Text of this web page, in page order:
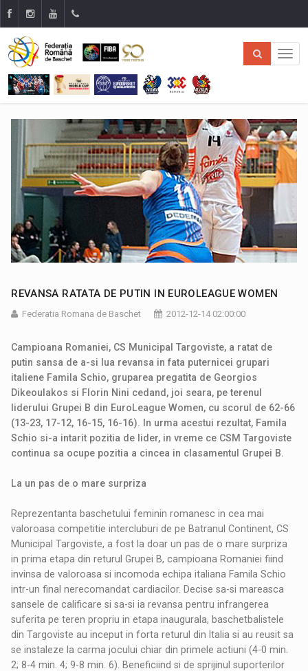
REVANSA RATATA DE PUTIN IN EUROLEAGUE WOMEN
Federatia Romana de Baschet 2012-12-14 02:00:00
Campioana Romaniei, CS Municipal Targoviste, a ratat de
putin sansa de a-si lua revansa in fata puternicei grupari
italiene Famila Schio, gruparea pregatita de Georgios
Dikeoulakos si Florin Nini cedand, joi seara, pe terenul
liderului Grupei B din EuroLeague Women, cu scorul de 62-66
(13-23, 17-12, 16-15, 16-16). In urma acestui rezultat, Famila
Schio si-a intarit pozitia de lider, in vreme ce CSM Targoviste
continua sa ocupe pozitia a cincea in clasamentul Grupei B.
La un pas de o mare surpriza
Reprezentanta baschetului feminin romanesc in cea mai
valoroasa competitie intercluburi de pe Batranul Continent, CS
Municipal Targoviste, a fost la doar un pas de o mare surpriza
in prima etapa din returul Grupei B, campioana Romaniei fiind
invinsa de valoroasa si incomoda echipa italiana Famila Schio
intr-un final nerecomandat cardiacilor. Decise sa-si mareasca
sansele de calificare si sa-si ia revansa pentru infrangerea
suferita pe teren propriu in etapa inaugurala, baschetbalistele
din Targoviste au inceput in forta returul din Italia si au reusit sa
se instaleze la carma jocului chiar din primele actiuni (4-0 min.
2; 8-4 min. 4; 9-8 min. 6). Beneficiind si de sprijinul suporterilor